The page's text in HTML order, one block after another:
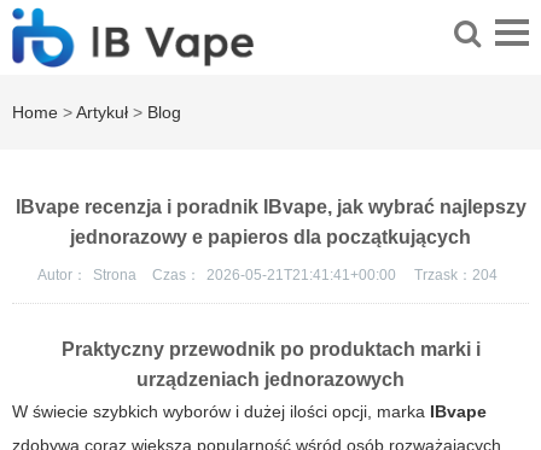
Home >Artykuł > Blog
IBvape recenzja i poradnik IBvape, jak wybrać najlepszy
jednorazowy e papieros dla początkujących
Autor： Strona Czas： 2026-05-21T21:41:41+00:00 Trzask： 204
Praktyczny przewodnik po produktach marki i
urządzeniach jednorazowych
W świecie szybkich wyborów i dużej ilości opcji, marka IBvape
zdobywa coraz większą popularność wśród osób rozważających